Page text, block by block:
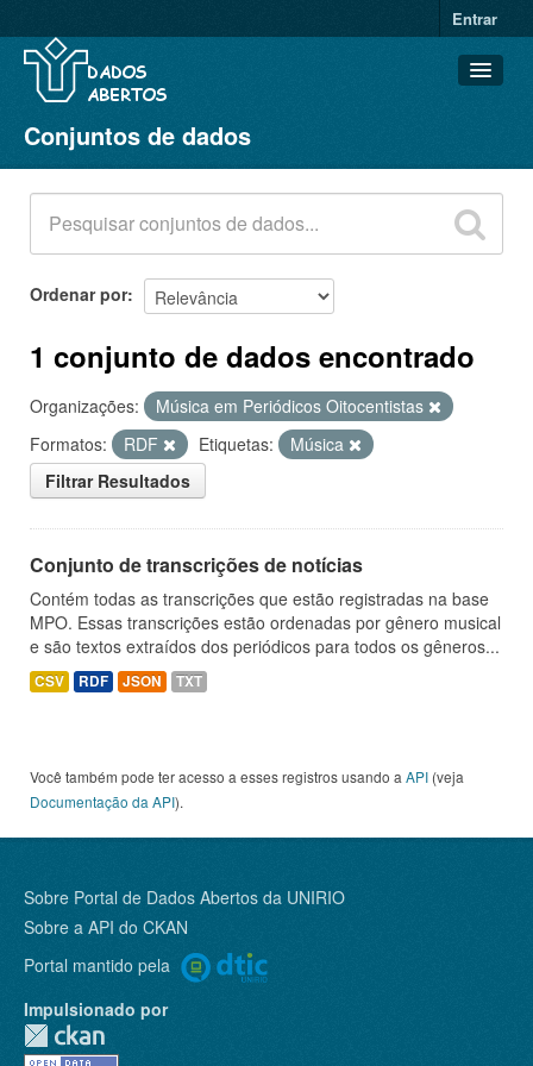
Entrar
Conjuntos de dados
Organizações
Grupos
Sobre
Conjuntos de dados
Ordenar por
1 conjunto de dados encontrado
Organizações:
Música em Periódicos Oitocentistas
Formatos:
RDF Etiquetas:
Música
Filtrar Resultados
Conjunto de transcrições de notícias
Contém todas as transcrições que estão registradas na base
MPO. Essas transcrições estão ordenadas por gênero musical
e são textos extraídos dos periódicos para todos os gêneros...
CSV RDF JSON TXT
Você também pode ter acesso a esses registros usando a API (veja
Documentação da API).
Sobre Portal de Dados Abertos da UNIRIO
Sobre a API do CKAN
Portal mantido pela
Impulsionado por